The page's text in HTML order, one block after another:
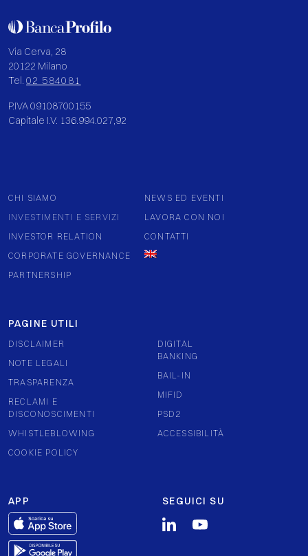
Via Cerva, 28
20122 Milano
Tel. 02 584081
P.IVA 09108700155
Capitale I.V. 136.994.027,92
CHI SIAMO
INVESTIMENTI E SERVIZI
INVESTOR RELATION
CORPORATE GOVERNANCE
PARTNERSHIP
NEWS ED EVENTI
LAVORA CON NOI
CONTATTI
PAGINE UTILI
DISCLAIMER
NOTE LEGALI
TRASPARENZA
RECLAMI E
DISCONOSCIMENTI
WHISTLEBLOWING
COOKIE POLICY
DIGITAL
BANKING
BAIL-IN
MIFID
PSD2
ACCESSIBILITÀ
APP SEGUICI SU